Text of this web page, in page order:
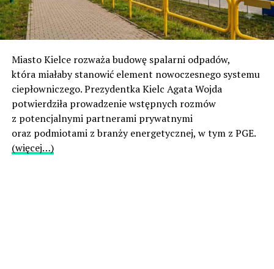
Miasto Kielce rozważa budowę spalarni odpadów,
która miałaby stanowić element nowoczesnego systemu
ciepłowniczego. Prezydentka Kielc Agata Wojda
potwierdziła prowadzenie wstępnych rozmów
z potencjalnymi partnerami prywatnymi
oraz podmiotami z branży energetycznej, w tym z PGE.
(więcej…)